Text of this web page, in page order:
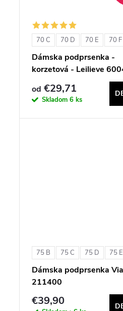
70 C 70 D 70 E 70 F
Dámska podprsenka -
korzetová - Leilieve
od €29,71
Skladom 6 ks
75 B 75 C 75 D 75 E
Dámska podprsenka
211400
€39,90